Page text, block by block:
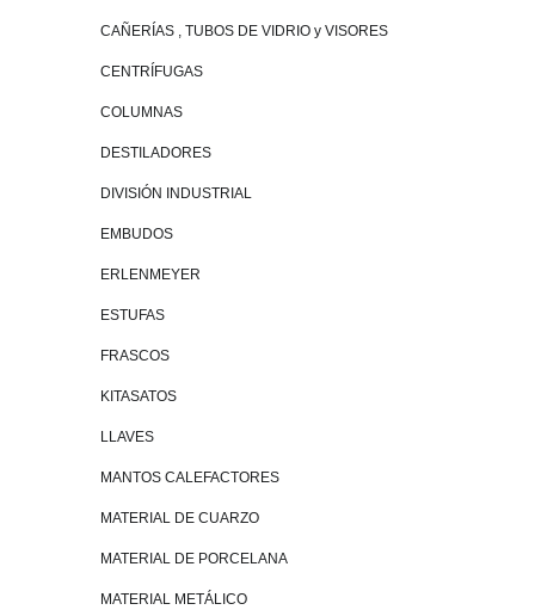
CAÑERÍAS , TUBOS DE VIDRIO y VISORES
CENTRÍFUGAS
COLUMNAS
DESTILADORES
DIVISIÓN INDUSTRIAL
EMBUDOS
ERLENMEYER
ESTUFAS
FRASCOS
KITASATOS
LLAVES
MANTOS CALEFACTORES
MATERIAL DE CUARZO
MATERIAL DE PORCELANA
MATERIAL METÁLICO